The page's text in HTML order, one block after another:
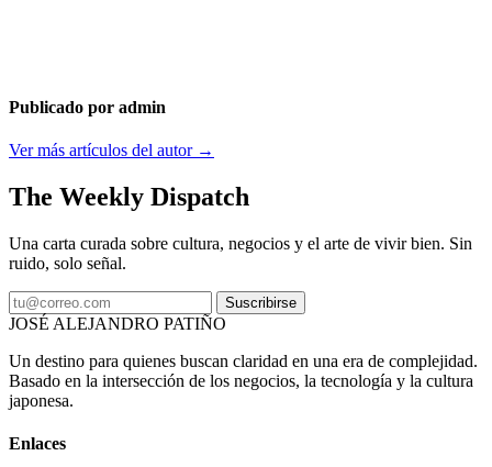
Publicado por admin
Ver más artículos del autor →
The Weekly Dispatch
Una carta curada sobre cultura, negocios y el arte de vivir bien. Sin
ruido, solo señal.
Suscribirse
JOSÉ ALEJANDRO PATIÑO
Un destino para quienes buscan claridad en una era de complejidad.
Basado en la intersección de los negocios, la tecnología y la cultura
japonesa.
Enlaces